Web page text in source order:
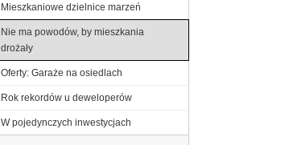
Mieszkaniowe dzielnice marzeń
Nie ma powodów, by mieszkania
drożały
Oferty: Garaże na osiedlach
Rok rekordów u deweloperów
W pojedynczych inwestycjach